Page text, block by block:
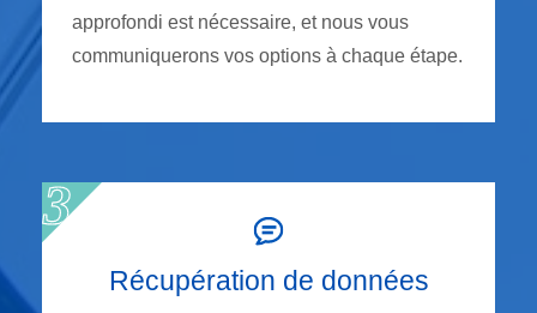
approfondi est nécessaire, et nous vous
communiquerons vos options à chaque étape.
Récupération de données